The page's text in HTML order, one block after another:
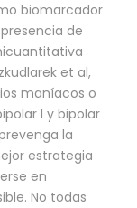
biomarcador
de
et al,
maníacos o
I y bipolar
la
estrategia
en
No todas